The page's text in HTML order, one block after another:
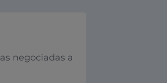
negociadas a